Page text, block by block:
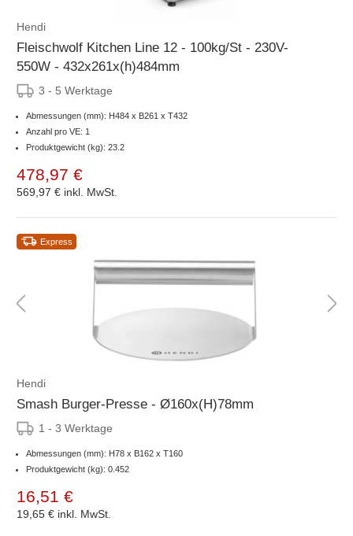
Hendi
Fleischwolf Kitchen Line 12 - 100kg/St - 230V-
550W - 432x261x(h)484mm
3 - 5 Werktage
Abmessungen (mm): H484 x B261 x T432
Anzahl pro VE: 1
Produktgewicht (kg): 23.2
478,97 €
569,97 € inkl. MwSt.
Express
Hendi
Smash Burger-Presse - Ø160x(H)78mm
1 - 3 Werktage
Abmessungen (mm): H78 x B162 x T160
Produktgewicht (kg): 0.452
16,51 €
19,65 € inkl. MwSt.